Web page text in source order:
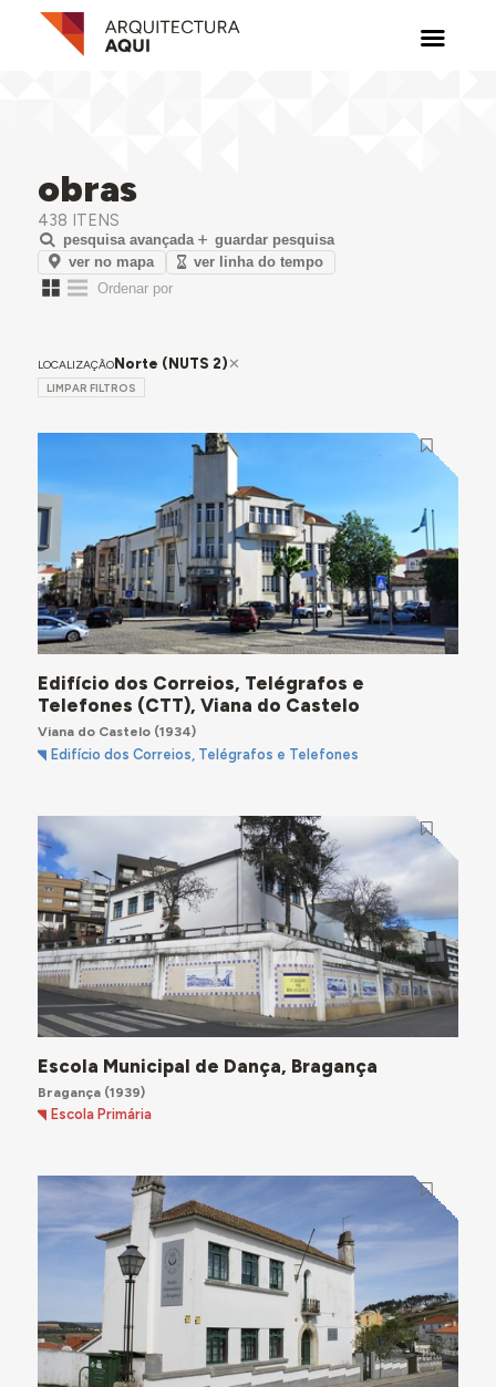
obras
438 ITENS
pesquisa avançada
guardar pesquisa
ver no mapa
ver linha do tempo
LOCALIZAÇÃONorte (NUTS 2)
LIMPAR FILTROS
Edifício dos Correios, Telégrafos e
Telefones (CTT), Viana do Castelo
Viana do Castelo(1934)
Edifício dos Correios, Telégrafos e Telefones
Escola Municipal de Dança, Bragança
Bragança(1939)
Escola Primária